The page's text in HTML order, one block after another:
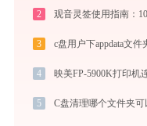
2
3 c盘用户下appdata文
4 映美FP-5900K打印机
5 C盘清理哪个文件夹